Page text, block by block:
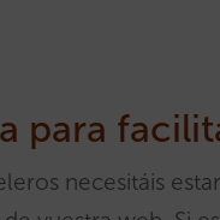
para
necesitáis